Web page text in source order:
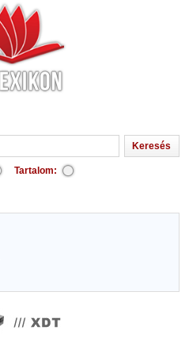
Tartalom: